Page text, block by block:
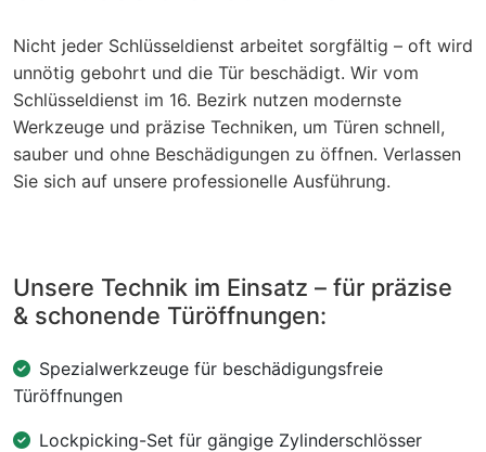
Nicht jeder Schlüsseldienst arbeitet sorgfältig – oft wird
unnötig gebohrt und die Tür beschädigt. Wir vom
Schlüsseldienst im 16. Bezirk nutzen modernste
Werkzeuge und präzise Techniken, um Türen schnell,
sauber und ohne Beschädigungen zu öffnen. Verlassen
Sie sich auf unsere professionelle Ausführung.
Unsere Technik im Einsatz – für präzise
& schonende Türöffnungen:
Spezialwerkzeuge für beschädigungsfreie
Türöffnungen
Lockpicking-Set für gängige Zylinderschlösser